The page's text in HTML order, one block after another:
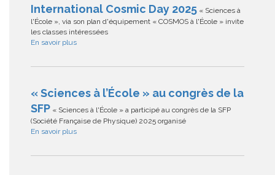
International Cosmic Day 2025 « Sciences à
l'École », via son plan d'équipement « COSMOS à l'École » invite
les classes intéressées
En savoir plus
« Sciences à l’École » au congrès de la
SFP « Sciences à l'École » a participé au congrès de la SFP
(Société Française de Physique) 2025 organisé
En savoir plus